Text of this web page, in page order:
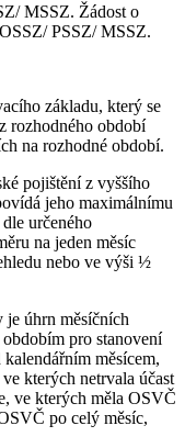
MSSZ. Žádost o
PSSZ/ MSSZ.
základu, který se
rozhodného období
na rozhodné období.
pojištění z vyššího
jeho maximálnímu
určeného
na jeden měsíc
nebo ve výši ½
je úhrn měsíčních
pro stanovení
měsícem,
kterých netrvala účast
ve kterých měla OSVČ
po celý měsíc,